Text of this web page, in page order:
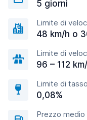
5 giorni
Limite di
48 km/h o
Limite di
96 – 112
Limite di
0,08%
Prezzo medio